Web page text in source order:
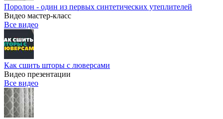
Поролон - один из первых синтетических утеплителей
Видео мастер-класс
Все видео
Как сшить шторы с люверсами
Видео презентации
Все видео